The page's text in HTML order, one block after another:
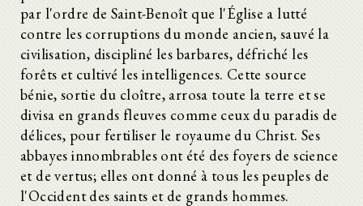
par l'ordre de Saint-Benoît que l'Église a lutté
contre les corruptions du monde ancien, sauvé la
civilisation, discipliné les barbares, défriché les
forêts et cultivé les intelligences. Cette source
bénie, sortie du cloître, arrosa toute la terre et se
divisa en grands fleuves comme ceux du paradis de
délices, pour fertiliser le royaume du Christ. Ses
abbayes innombrables ont été des foyers de science
et de vertus; elles ont donné à tous les peuples de
l'Occident des saints et de grands hommes.